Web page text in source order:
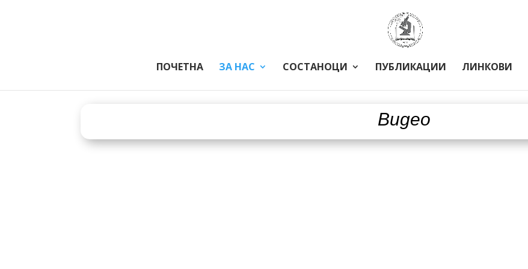
ПОЧЕТНА ЗА НАС СОСТАНОЦИ ПУБЛИКАЦИИ ЛИНКОВИ
Видео